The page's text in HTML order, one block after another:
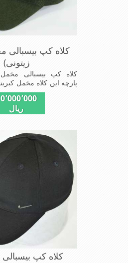
کلاه کپ بیسبالی
زیتونی)
کلاه کپ بیسبالی
پارچه این کلاه مخمل
پلیسر است داخل کلاه
دوخته شده تا کلاه تنفسی
این مدل کلاه با
روز مناسب است
شیک خوش دوخت و
لطیف
ریال
کلاه کپ